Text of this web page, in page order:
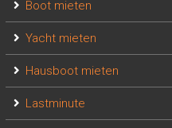
Boot mieten
Yacht mieten
Hausboot mieten
Lastminute